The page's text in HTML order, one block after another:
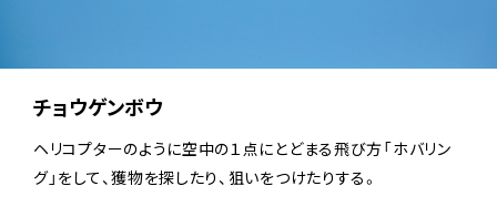
チョウゲンボウ
ヘリコプターのように空中の１点にとどまる飛び方「ホバリン
グ」をして、獲物を探したり、狙いをつけたりする。